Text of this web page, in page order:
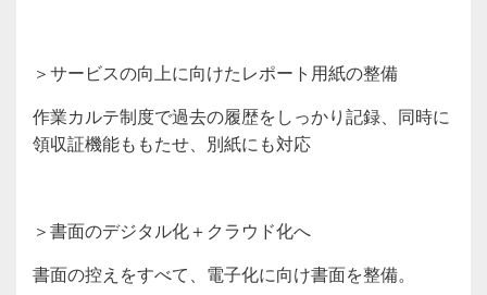
＞サービスの向上に向けたレポート用紙の整備
作業カルテ制度で過去の履歴をしっかり記録、同時に
領収証機能ももたせ、別紙にも対応
＞書面のデジタル化＋クラウド化へ
書面の控えをすべて、電子化に向け書面を整備。